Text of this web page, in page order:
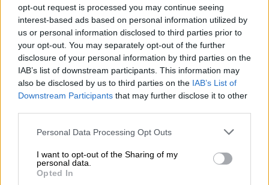
opt-out request is processed you may continue seeing
interest-based ads based on personal information utilized by
us or personal information disclosed to third parties prior to
your opt-out. You may separately opt-out of the further
disclosure of your personal information by third parties on the
IAB’s list of downstream participants. This information may
also be disclosed by us to third parties on the IAB’s List of
Downstream Participants that may further disclose it to other
Please note that this website/app uses one or more Google
not limited to your visit or usage behaviour. You may click to
grant or deny consent to Google and its third-party tags to
use your data for below specified purposes in below Google
Personal Data Processing Opt Outs
I want to opt-out of the Sharing of my
personal data.
Opted In